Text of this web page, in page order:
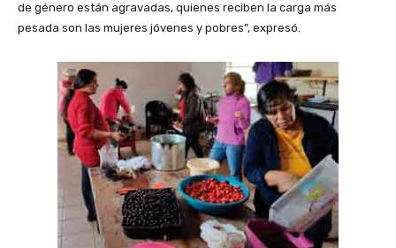
de género están agravadas, quienes reciben la carga más
pesada son las mujeres jóvenes y pobres”, expresó.